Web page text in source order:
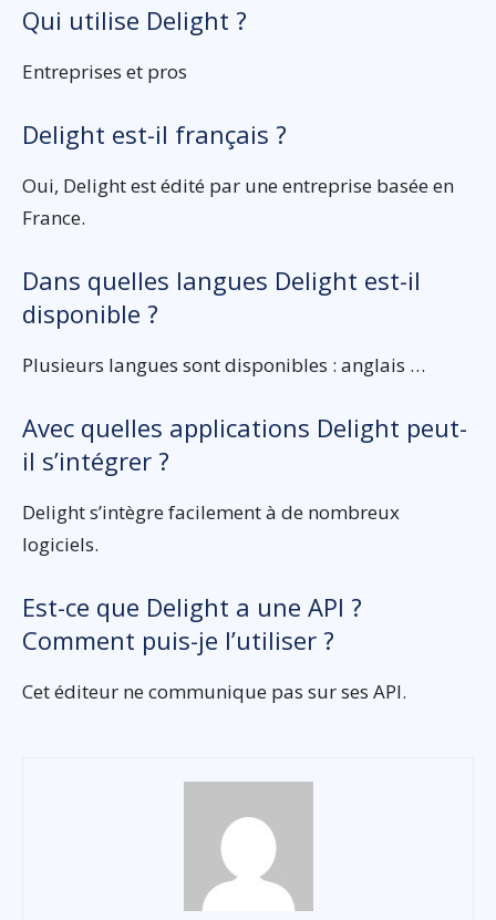
Qui utilise Delight ?
Entreprises et pros
Delight est-il français ?
Oui, Delight est édité par une entreprise basée en
France.
Dans quelles langues Delight est-il
disponible ?
Plusieurs langues sont disponibles : anglais …
Avec quelles applications Delight peut-
il s’intégrer ?
Delight s’intègre facilement à de nombreux
logiciels.
Est-ce que Delight a une API ?
Comment puis-je l’utiliser ?
Cet éditeur ne communique pas sur ses API.